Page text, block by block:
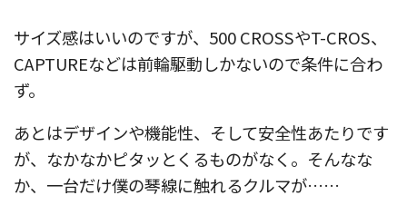
サイズ感はいいのですが、500 CROSSやT-CROS、
CAPTUREなどは前輪駆動しかないので条件に合わ
ず。
あとはデザインや機能性、そして安全性あたりです
が、なかなかピタッとくるものがなく。そんなな
か、一台だけ僕の琴線に触れるクルマが……